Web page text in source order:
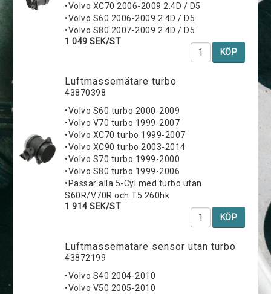
•Volvo XC70 2006-2009 2.4D / D5
•Volvo S60 2006-2009 2.4D / D5
•Volvo S80 2007-2009 2.4D / D5
1 049 SEK/ST
KÖP
Luftmassemätare turbo
43870398
•Volvo S60 turbo 2000-2009
•Volvo V70 turbo 1999-2007
•Volvo XC70 turbo 1999-2007
•Volvo XC90 turbo 2003-2014
•Volvo S70 turbo 1999-2000
•Volvo S80 turbo 1999-2006
•Passar alla 5-Cyl med turbo utan
S60R/V70R och T5 260hk
1 914 SEK/ST
KÖP
Luftmassemätare sensor utan turbo
43872199
•Volvo S40 2004-2010
•Volvo V50 2005-2010